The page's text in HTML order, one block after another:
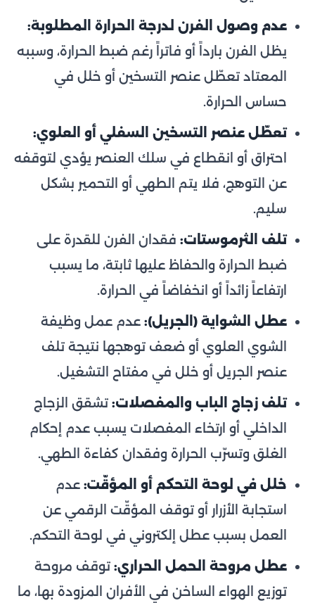
عدم وصول الفرن لدرجة الحرارة المطلوبة:
يظل الفرن بارداً أو فاتراً رغم ضبط الحرارة، وسببه
المعتاد تعطّل عنصر التسخين أو خلل في
حساس الحرارة.
تعطّل عنصر التسخين السفلي أو العلوي:
احتراق أو انقطاع في سلك العنصر يؤدي لتوقفه
عن التوهج، فلا يتم الطهي أو التحمير بشكل
سليم.
تلف الثرموستات: فقدان الفرن للقدرة على
ضبط الحرارة والحفاظ عليها ثابتة، ما يسبب
ارتفاعاً زائداً أو انخفاضاً في الحرارة.
عطل الشواية (الجريل): عدم عمل وظيفة
الشوي العلوي أو ضعف توهجها نتيجة تلف
عنصر الجريل أو خلل في مفتاح التشغيل.
تلف زجاج الباب والمفصلات: تشقق الزجاج
الداخلي أو ارتخاء المفصلات يسبب عدم إحكام
الغلق وتسرّب الحرارة وفقدان كفاءة الطهي.
خلل في لوحة التحكم أو المؤقّت: عدم
استجابة الأزرار أو توقف المؤقّت الرقمي عن
العمل بسبب عطل إلكتروني في لوحة التحكم.
عطل مروحة الحمل الحراري: توقف مروحة
توزيع الهواء الساخن في الأفران المزودة بها، ما